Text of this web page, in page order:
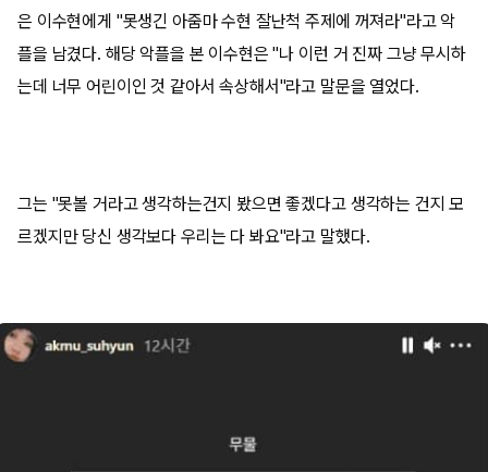
은 이수현에게 "못생긴 아줌마 수현 잘난척 주제에 꺼져라"라고 악
플을 남겼다. 해당 악플을 본 이수현은 "나 이런 거 진짜 그냥 무시하
는데 너무 어린이인 것 같아서 속상해서"라고 말문을 열었다.
그는 "못볼 거라고 생각하는건지 봤으면 좋겠다고 생각하는 건지 모
르겠지만 당신 생각보다 우리는 다 봐요"라고 말했다.